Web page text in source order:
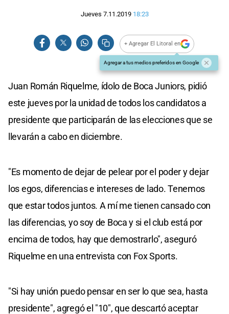
Jueves 7.11.2019 18:23
+ Agregar El Litoral en
Agregar a tus medios preferidos en Google
Juan Román Riquelme, ídolo de Boca Juniors, pidió
este jueves por la unidad de todos los candidatos a
presidente que participarán de las elecciones que se
llevarán a cabo en diciembre.
"Es momento de dejar de pelear por el poder y dejar
los egos, diferencias e intereses de lado. Tenemos
que estar todos juntos. A mí me tienen cansado con
las diferencias, yo soy de Boca y si el club está por
encima de todos, hay que demostrarlo", aseguró
Riquelme en una entrevista con Fox Sports.
"Si hay unión puedo pensar en ser lo que sea, hasta
presidente", agregó el "10", que descartó aceptar